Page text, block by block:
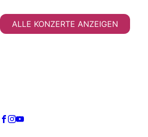
ALLE KONZERTE ANZEIGEN